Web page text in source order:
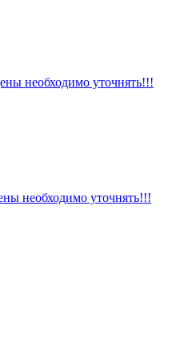
необходимо уточнять!!!
необходимо уточнять!!!